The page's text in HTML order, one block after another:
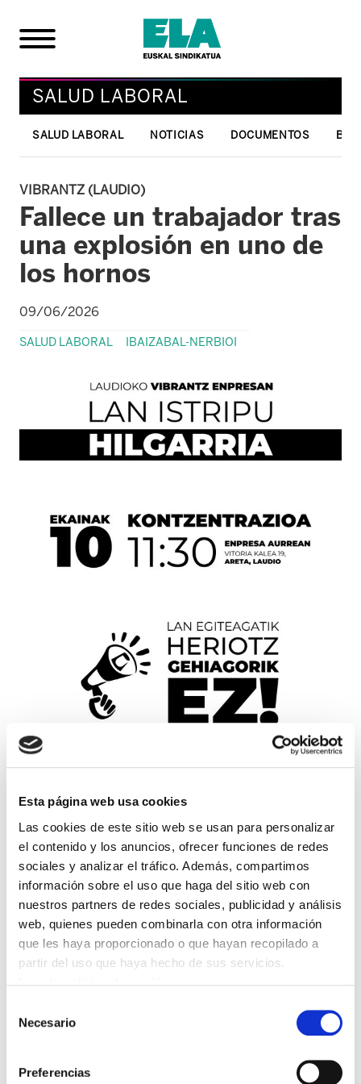
Esta página web usa cookies
Las cookies de este sitio web se usan para personalizar
el contenido y los anuncios, ofrecer funciones de redes
sociales y analizar el tráfico. Además, compartimos
información sobre el uso que haga del sitio web con
nuestros partners de redes sociales, publicidad y análisis
web, quienes pueden combinarla con otra información
que les haya proporcionado o que hayan recopilado a
partir del uso que haya hecho de sus servicios.
Necesario
Preferencias
SALUD LABORAL
SALUD LABORAL NOTICIAS DOCUMENTOS
VIBRANTZ (LAUDIO)
Fallece un trabajador tras
una explosión en uno de
los hornos
09/06/2026
SALUD LABORAL IBAIZABAL-NERBIOI
Un trabajador de la empresa Vibrantz
falleció anoche como consecuencia de
una explosión registrada en uno de los
hornos de las instalaciones. Tras el
accidente, la compañía ha decidido
mantener cerrada la actividad durante la
Con este nuevo accidente mortal, ya son siete
las personas fallecidas en accidentes laborales
en Araba en lo que va de año, según los datos